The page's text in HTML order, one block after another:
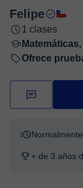
Felipe
1 clases
Matemáticas,
Ofrece
+ de 3 años